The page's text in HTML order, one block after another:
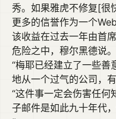
秀。如果雅虎不修复[很
更多的信誉作为一个
该收益在过去一年由首
危险之中，穆尔黑德说。
“梅耶已经建立了一些善
地从一个过气的公司，
“这件事一定会伤害任
子邮件是如此九十年代